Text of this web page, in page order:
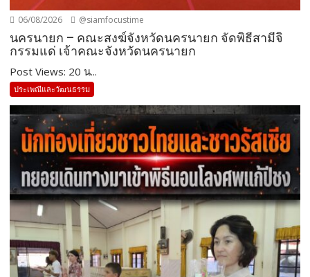
06/08/2026 @siamfocustime
นครนายก – คณะสงฆ์จังหวัดนครนายก จัดพิธีสามีจิ
กรรมแด่ เจ้าคณะจังหวัดนครนายก
Post Views: 20 น...
ประเพณีและวัฒนธรรม